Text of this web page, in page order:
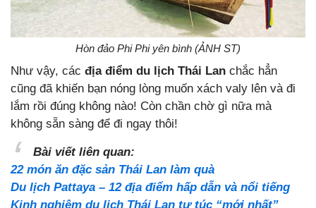
Hòn đảo Phi Phi yên bình (ẢNH ST)
Như vậy, các địa điểm du lịch Thái Lan chắc hẳn
cũng đã khiến bạn nóng lòng muốn xách valy lên và đi
lắm rồi đúng không nào! Còn chần chờ gì nữa mà
không sẵn sàng để đi ngay thôi!
Bài viết liên quan:
22 món ăn đặc sản Thái Lan làm quà
Du lịch Pattaya – 12 địa điểm hấp dẫn và nổi tiếng
Kinh nghiệm du lịch Thái Lan tự túc “mới nhất”